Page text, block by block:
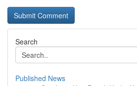
Search
Published News